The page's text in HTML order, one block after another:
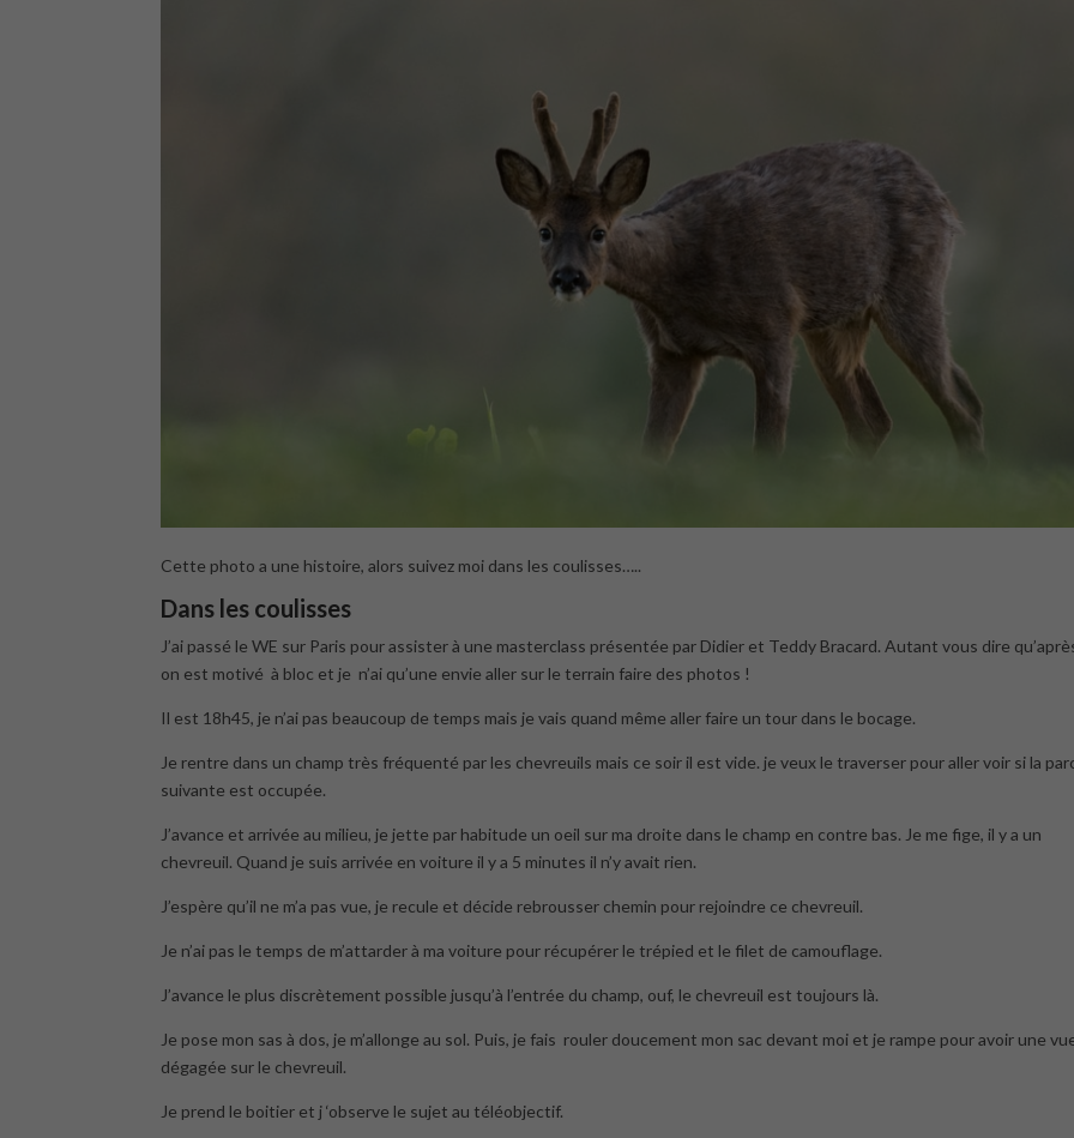
Cette photo a une histoire, alors suivez moi dans les coulisses…..
Dans les coulisses
J’ai passé le WE sur Paris pour assister à une masterclass présentée par Didier et Teddy Bracard. Autant vous dire
on est motivé à bloc et je n’ai qu’une envie aller sur le terrain faire des photos !
Il est 18h45, je n’ai pas beaucoup de temps mais je vais quand même aller faire un tour dans le bocage.
Je rentre dans un champ très fréquenté par les chevreuils mais ce soir il est vide. je veux le traverser pour aller voir si la
suivante est occupée.
J’avance et arrivée au milieu, je jette par habitude un oeil sur ma droite dans le champ en contre bas. Je me fige, il y a un
chevreuil. Quand je suis arrivée en voiture il y a 5 minutes il n’y avait rien.
J’espère qu’il ne m’a pas vue, je recule et décide rebrousser chemin pour rejoindre ce chevreuil.
Je n’ai pas le temps de m’attarder à ma voiture pour récupérer le trépied et le filet de camouflage.
J’avance le plus discrètement possible jusqu’à l’entrée du champ, ouf, le chevreuil est toujours là.
Je pose mon sas à dos, je m’allonge au sol. Puis, je fais rouler doucement mon sac devant moi et je rampe pour avoir une
dégagée sur le chevreuil.
Je prend le boitier et j ‘observe le sujet au téléobjectif.